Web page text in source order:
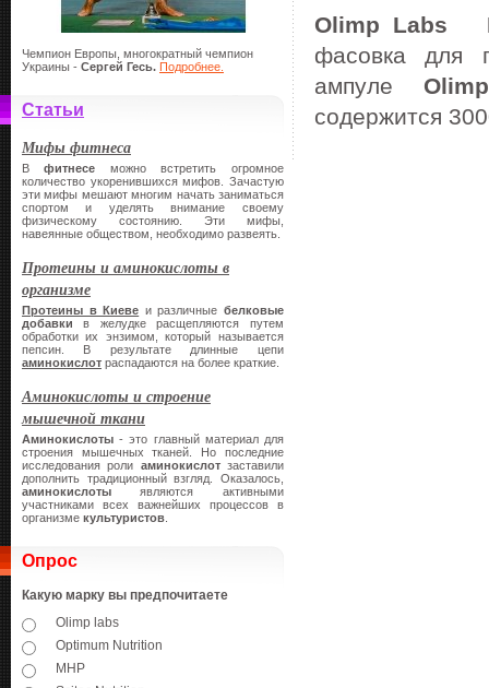
Чемпион Европы, многократный чемпион
Украины - Сергей Гесь. Подробнее.
Статьи
Мифы фитнеса
Вфитнесе можно встретить огромное
количество укоренившихся мифов. Зачастую
эти мифы мешают многим начать заниматься
спортом и уделять внимание своему
физическому состоянию. Эти мифы,
навеянные обществом, необходимо развеять.
Протеины и аминокислоты в
организме
Протеины в Киеве и различныебелковые
добавки в желудке расщепляются путем
обработки их энзимом, который называется
пепсин. В результате длинные цепи
аминокислот распадаются на более краткие.
Аминокислоты и строение
мышечной ткани
Аминокислоты - это главный материал для
строения мышечных тканей. Но последние
исследования роли аминокислотзаставили
дополнить традиционный взгляд. Оказалось,
аминокислоты являются активными
участниками всех важнейших процессов в
организме культуристов
Опрос
Какую марку вы предпочитаете
Olimp labs
Optimum Nutrition
MHP
Olimp Labs
фасовка для
ампуле
содержится